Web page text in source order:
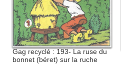
Gag recyclé : 193- La ruse du
bonnet (béret) sur la ruche